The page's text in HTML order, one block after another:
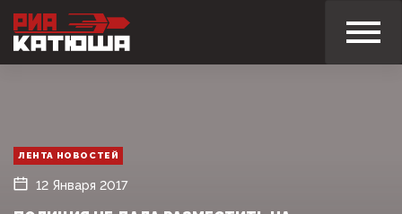
ЛЕНТА НОВОСТЕЙ
12 Января 2017